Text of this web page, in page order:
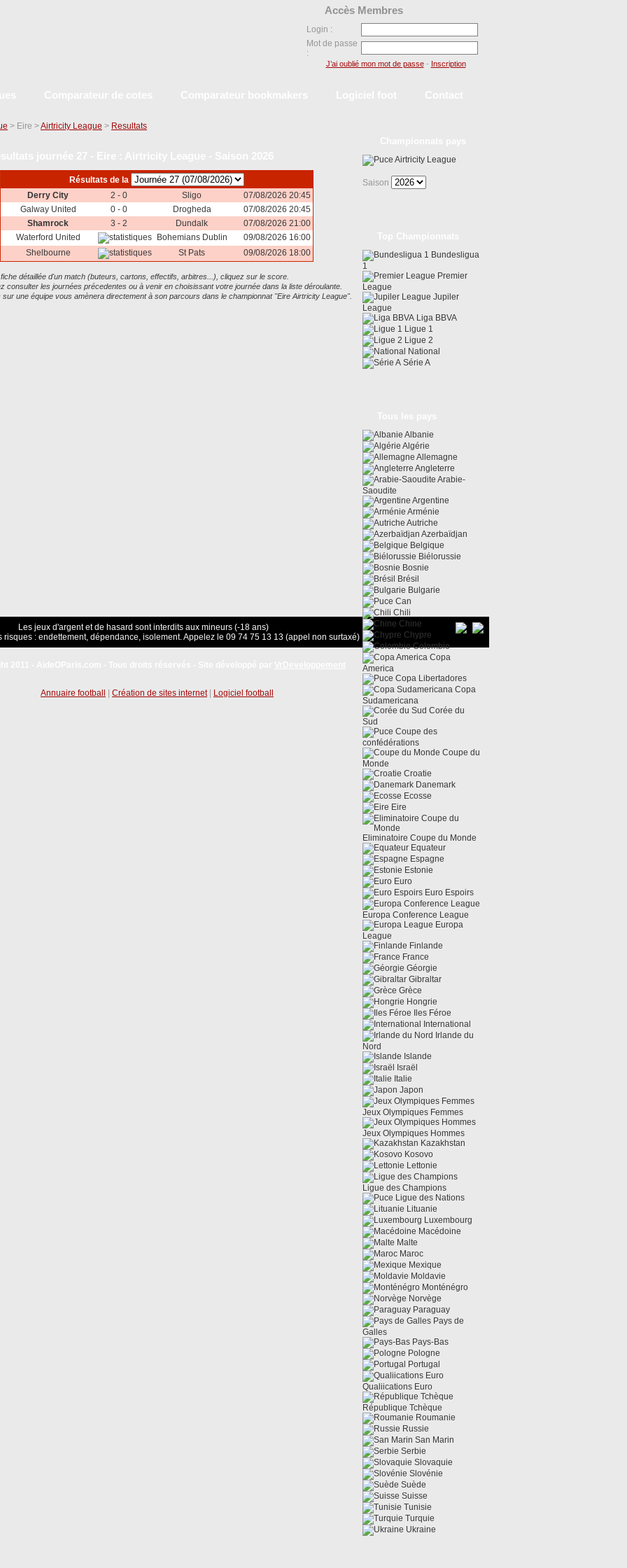
> Eire >Airtricity League > Resultats
Résultats de la
Derry City
2 - 0 Sligo
07/08/2026 20:45
Galway United
0 - 0 Drogheda
07/08/2026 20:45
Shamrock
3 - 2 Dundalk
07/08/2026 21:00
Waterford United
Bohemians Dublin
09/08/2026 16:00
Shelbourne
St Pats 09/08/2026 18:00
détaillée d'un match (buteurs, cartons, effectifs, arbitres...), cliquez sur le score.
consulter les journées précedentes ou à venir en choisissant votre journée dans la liste déroulante.
sur une équipe vous amènera directement à son parcours dans le championnat "Eire Airtricity League".
Airtricity League
Saison
Bundesligua
1
Premier
League
Jupiler
League
Liga BBVA
Ligue 1
Ligue 2
National
Série A
Albanie
Algérie
Allemagne
Angleterre
Arabie-
Saoudite
Argentine
Arménie
Autriche
Azerbaïdjan
Belgique
Biélorussie
Bosnie
Brésil
Bulgarie
Can
Chili
Chine
Chypre
Colombie
Copa
America
Copa Libertadores
Copa
Sudamericana
Corée du
Sud
Coupe des
confédérations
Coupe du
Monde
Croatie
Danemark
Ecosse
Eire
Eliminatoire Coupe du Monde
Equateur
Espagne
Estonie
Euro
Euro Espoirs
Europa Conference League
Europa
League
Finlande
France
Géorgie
Gibraltar
Grèce
Hongrie
Iles Féroe
International
Irlande du
Nord
Islande
Israël
Italie
Japon
Jeux Olympiques Femmes
Jeux Olympiques Hommes
Kazakhstan
Kosovo
Lettonie
Ligue des Champions
Ligue des Nations
Lituanie
Luxembourg
Macédoine
Malte
Maroc
Mexique
Moldavie
Monténégro
Norvège
Paraguay
Pays de
Galles
Pays-Bas
Pologne
Portugal
Qualiications Euro
République Tchèque
Roumanie
Russie
San Marin
Serbie
Slovaquie
Slovénie
Suède
Suisse
Tunisie
Turquie
Ukraine
Les jeux d'argent et de hasard sont interdits aux mineurs (-18 ans)
risques : endettement, dépendance, isolement. Appelez le 09 74 75 13 13 (appel non surtaxé)
Annuaire football Création de sites internet| Logiciel football
Accès Membres
Login :
Mot de passe
:
J’ai oublié mon mot de passe- Inscription